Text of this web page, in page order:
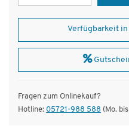
Verfügbarkeit
Fragen zum Onlinekauf?
Hotline: 05721-988 588 (Mo.